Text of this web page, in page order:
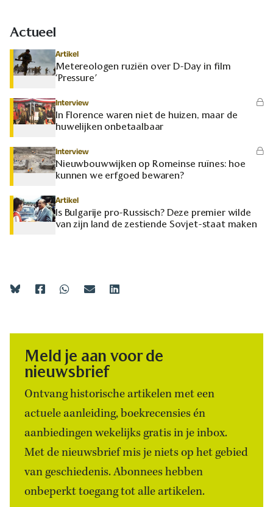
Actueel
Artikel
Metereologen ruziën over D-Day in film
‘Pressure’
Interview
In Florence waren niet de huizen, maar de
huwelijken onbetaalbaar
Interview
Nieuwbouwwijken op Romeinse ruïnes: hoe
kunnen we erfgoed bewaren?
Artikel
Is Bulgarije pro-Russisch? Deze premier wilde
van zijn land de zestiende Sovjet-staat maken
Meld je aan voor de
nieuwsbrief
Ontvang historische artikelen met een
actuele aanleiding, boekrecensies én
aanbiedingen wekelijks gratis in je inbox.
Met de nieuwsbrief mis je niets op het gebied
van geschiedenis. Abonnees hebben
onbeperkt toegang tot alle artikelen.